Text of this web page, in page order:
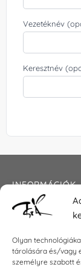
Olyan
tárolására és/vagy
személyre szabott
Vezetéknév
Keresztnév
INFORMÁCIÓK
Általános
Impresszum